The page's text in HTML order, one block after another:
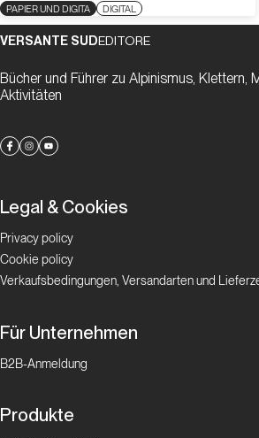
PAPIER UND DIGITA DIGITAL
VERSANTE SUDEDITORE
Bücher und Führer zu Alpinismus, Klettern,
Aktivitäten
Legal & Cookies
Privacy policy
Cookie policy
Verkaufsbedingungen, Versandarten und
Für Unternehmen
B2B-Anmeldung
Produkte